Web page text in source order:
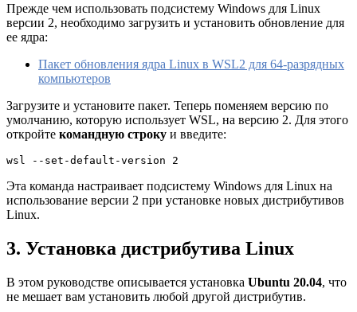
Прежде чем использовать подсистему Windows для Linux
версии 2, необходимо загрузить и установить обновление для
ее ядра:
Пакет обновления ядра Linux в WSL2 для 64-разрядных
компьютеров
Загрузите и установите пакет. Теперь поменяем версию по
умолчанию, которую использует WSL, на версию 2. Для этого
откройте командную строку и введите:
wsl --set-default-version 2
Эта команда настраивает подсистему Windows для Linux на
использование версии 2 при установке новых дистрибутивов
Linux.
3. Установка дистрибутива Linux
В этом руководстве описывается установка Ubuntu 20.04, что
не мешает вам установить любой другой дистрибутив.